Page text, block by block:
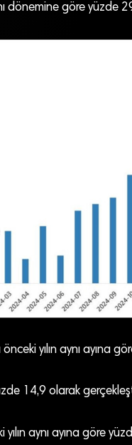
dönemine göre yüzde
yılın aynı ayına
14,9 olarak
aynı ayına göre